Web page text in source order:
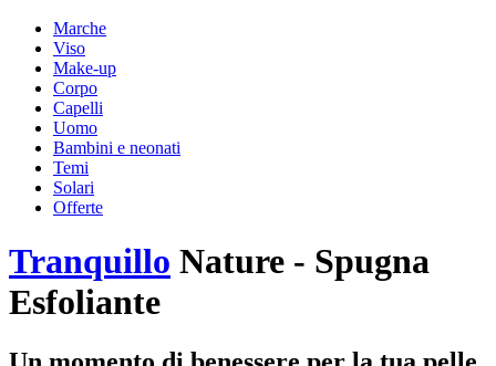
Marche
Viso
Make-up
Corpo
Capelli
Uomo
Bambini e neonati
Temi
Solari
Offerte
Tranquillo Nature - Spugna
Esfoliante